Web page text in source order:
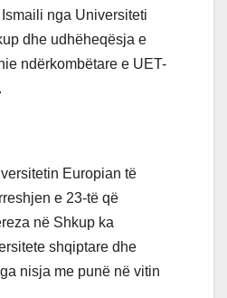
nga Universiteti
dhe udhëheqësja e
ndërkombëtare e UET-
Europian të
e 23-të që
në Shkup ka
shqiptare dhe
nisja me punë në vitin